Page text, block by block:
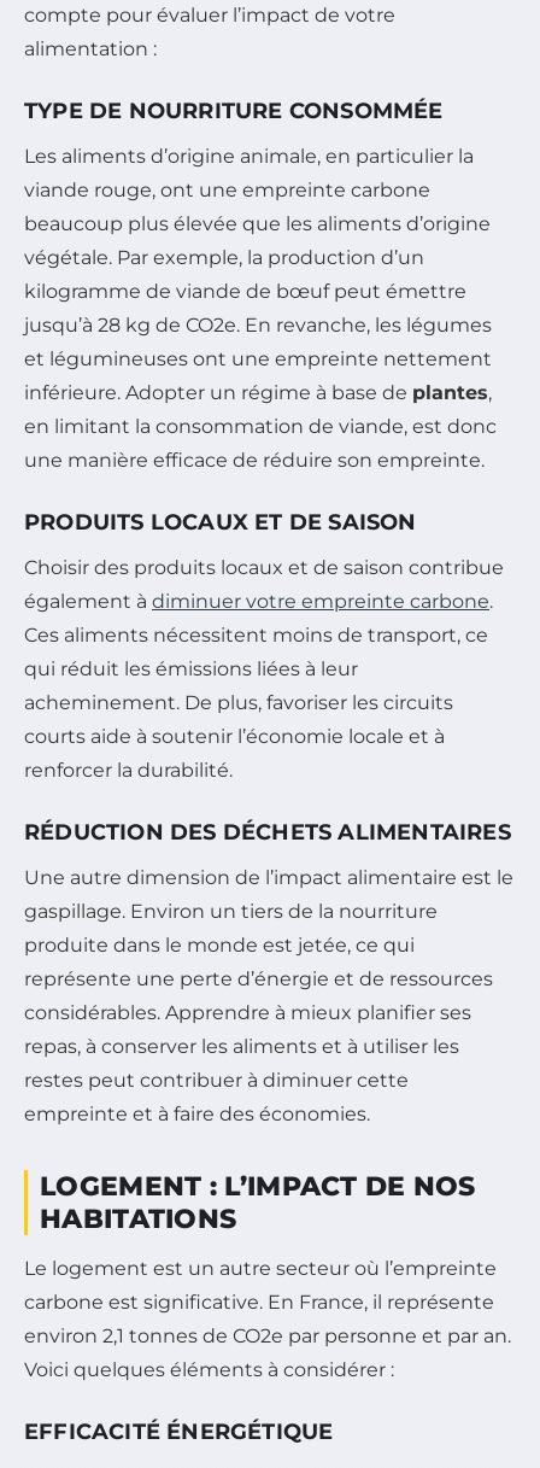
compte pour évaluer l’impact de votre
alimentation :
TYPE DE NOURRITURE CONSOMMÉE
Les aliments d’origine animale, en particulier la
viande rouge, ont une empreinte carbone
beaucoup plus élevée que les aliments d’origine
végétale. Par exemple, la production d’un
kilogramme de viande de bœuf peut émettre
jusqu’à 28 kg de CO2e. En revanche, les légumes
et légumineuses ont une empreinte nettement
inférieure. Adopter un régime à base de plantes,
en limitant la consommation de viande, est donc
une manière efficace de réduire son empreinte.
PRODUITS LOCAUX ET DE SAISON
Choisir des produits locaux et de saison contribue
également à diminuer votre empreinte carbone.
Ces aliments nécessitent moins de transport, ce
qui réduit les émissions liées à leur
acheminement. De plus, favoriser les circuits
courts aide à soutenir l’économie locale et à
renforcer la durabilité.
RÉDUCTION DES DÉCHETS ALIMENTAIRES
Une autre dimension de l’impact alimentaire est le
gaspillage. Environ un tiers de la nourriture
produite dans le monde est jetée, ce qui
représente une perte d’énergie et de ressources
considérables. Apprendre à mieux planifier ses
repas, à conserver les aliments et à utiliser les
restes peut contribuer à diminuer cette
empreinte et à faire des économies.
LOGEMENT : L’IMPACT DE NOS
HABITATIONS
Le logement est un autre secteur où l’empreinte
carbone est significative. En France, il représente
environ 2,1 tonnes de CO2e par personne et par an.
Voici quelques éléments à considérer :
EFFICACITÉ ÉNERGÉTIQUE